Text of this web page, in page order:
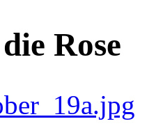
Rose